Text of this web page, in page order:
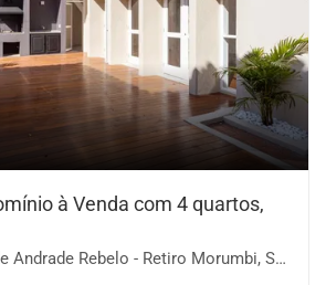
à Venda com 4 quartos,
Rebelo - Retiro Morumbi, São Paulo-SP